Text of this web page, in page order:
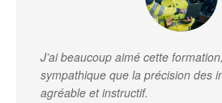
J’ai beaucoup aimé cette
sympathique que la précision des
agréable et instructif.